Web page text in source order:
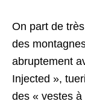
On part de
des
abruptement
Injected »,
des « vestes